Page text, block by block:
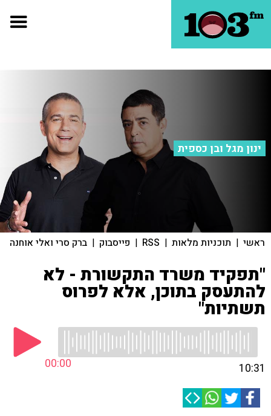
ינון מגל ובן כספית
ראשי | תוכניות מלאות |
RSS
| פייסבוק | ברק סרי ואלי אוחנה
"תפקיד משרד התקשורת - לא
להתעסק בתוכן, אלא לפרוס
תשתיות"
00:00 10:31